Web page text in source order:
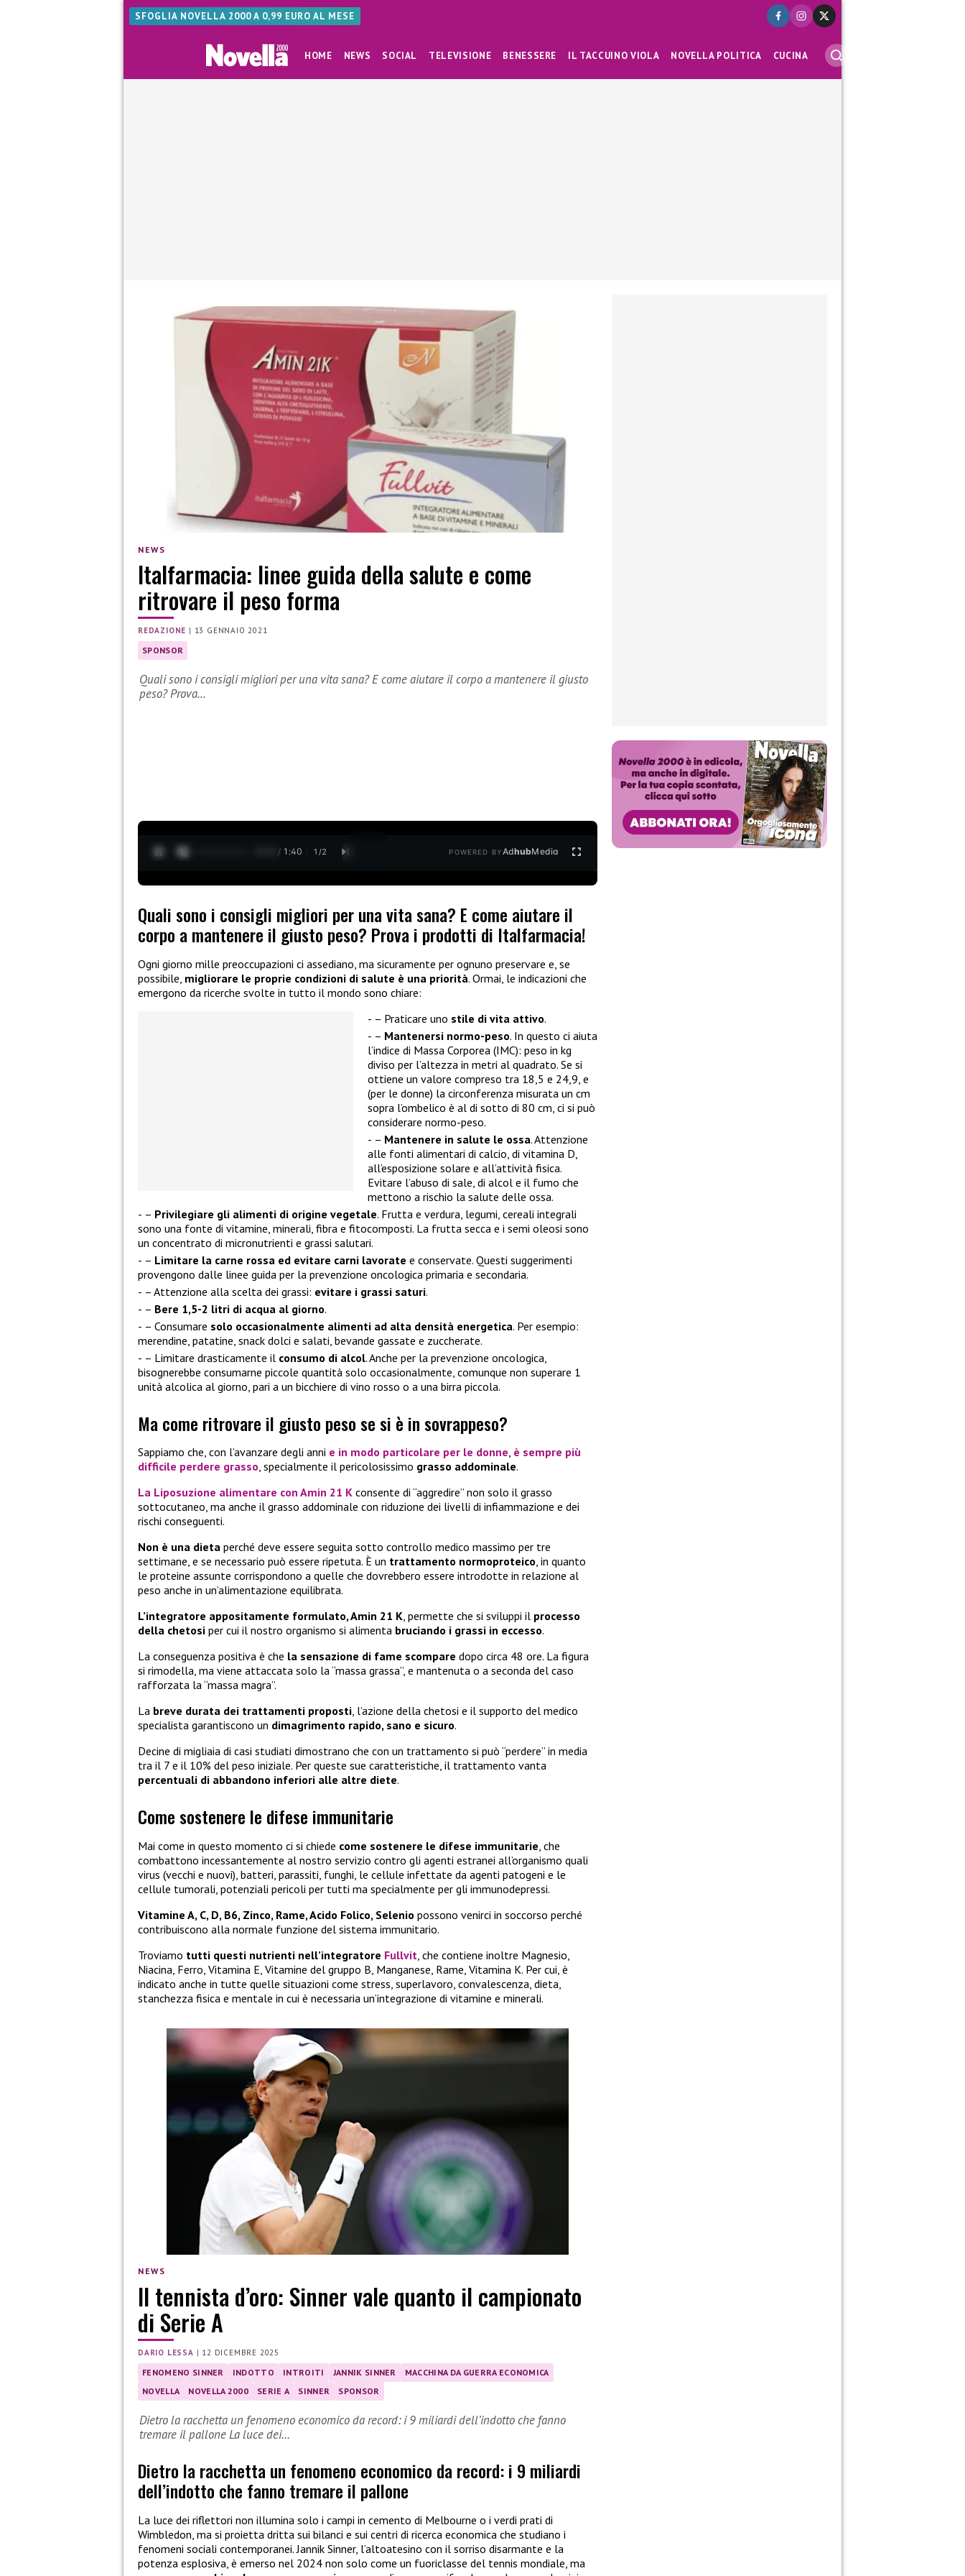
SFOGLIA NOVELLA 2000 A 0,99 EURO AL MESE
HOME NEWS SOCIAL TELEVISIONE BENESSERE IL TACCUINO VIOLA NOVELLA POLITICA CUCINA
NEWS
Italfarmacia: linee guida della salute e come
ritrovare il peso forma
REDAZIONE | 13 GENNAIO 2021
SPONSOR
Quali sono i consigli migliori per una vita sana? E come aiutare il corpo a mantenere il giusto
peso? Prova…
0:13 / 1:40 1 /2 POWERED BYAdhubMedia
Quali sono i consigli migliori per una vita sana? E come aiutare il
corpo a mantenere il giusto peso? Prova i prodotti di Italfarmacia!
Ogni giorno mille preoccupazioni ci assediano, ma sicuramente per ognuno preservare e, se
possibile, migliorare le proprie condizioni di salute è una priorità. Ormai, le indicazioni che
emergono da ricerche svolte in tutto il mondo sono chiare:
– Praticare uno stile di vita attivo.
– Mantenersi normo-peso. In questo ci aiuta
l’indice di Massa Corporea (IMC): peso in kg
diviso per l’altezza in metri al quadrato. Se si
ottiene un valore compreso tra 18,5 e 24,9, e
(per le donne) la circonferenza misurata un cm
sopra l’ombelico è al di sotto di 80 cm, ci si può
considerare normo-peso.
– Mantenere in salute le ossa. Attenzione
alle fonti alimentari di calcio, di vitamina D,
all’esposizione solare e all’attività fisica.
Evitare l’abuso di sale, di alcol e il fumo che
mettono a rischio la salute delle ossa.
– Privilegiare gli alimenti di origine vegetale. Frutta e verdura, legumi, cereali integrali
sono una fonte di vitamine, minerali, fibra e fitocomposti. La frutta secca e i semi oleosi sono
un concentrato di micronutrienti e grassi salutari.
– Limitare la carne rossa ed evitare carni lavorate e conservate. Questi suggerimenti
provengono dalle linee guida per la prevenzione oncologica primaria e secondaria.
– Attenzione alla scelta dei grassi: evitare i grassi saturi.
– Bere 1,5-2 litri di acqua al giorno.
– Consumare solo occasionalmente alimenti ad alta densità energetica. Per esempio:
merendine, patatine, snack dolci e salati, bevande gassate e zuccherate.
– Limitare drasticamente il consumo di alcol. Anche per la prevenzione oncologica,
bisognerebbe consumarne piccole quantità solo occasionalmente, comunque non superare 1
unità alcolica al giorno, pari a un bicchiere di vino rosso o a una birra piccola.
Ma come ritrovare il giusto peso se si è in sovrappeso?
Sappiamo che, con l’avanzare degli anni e in modo particolare per le donne, è sempre più
difficile perdere grasso, specialmente il pericolosissimo grasso addominale.
La Liposuzione alimentare con Amin 21 K consente di “aggredire” non solo il grasso
sottocutaneo, ma anche il grasso addominale con riduzione dei livelli di infiammazione e dei
rischi conseguenti.
Non è una dieta perché deve essere seguita sotto controllo medico massimo per tre
settimane, e se necessario può essere ripetuta. È un trattamento normoproteico, in quanto
le proteine assunte corrispondono a quelle che dovrebbero essere introdotte in relazione al
peso anche in un’alimentazione equilibrata.
L’integratore appositamente formulato, Amin 21 K, permette che si sviluppi il processo
della chetosi per cui il nostro organismo si alimenta bruciando i grassi in eccesso.
La conseguenza positiva è che la sensazione di fame scompare dopo circa 48 ore. La figura
si rimodella, ma viene attaccata solo la “massa grassa”, e mantenuta o a seconda del caso
rafforzata la “massa magra”.
La breve durata dei trattamenti proposti, l’azione della chetosi e il supporto del medico
specialista garantiscono un dimagrimento rapido, sano e sicuro.
Decine di migliaia di casi studiati dimostrano che con un trattamento si può “perdere” in media
tra il 7 e il 10% del peso iniziale. Per queste sue caratteristiche, il trattamento vanta
percentuali di abbandono inferiori alle altre diete.
Come sostenere le difese immunitarie
Mai come in questo momento ci si chiede come sostenere le difese immunitarie , che
combattono incessantemente al nostro servizio contro gli agenti estranei all’organismo quali
virus (vecchi e nuovi), batteri, parassiti, funghi, le cellule infettate da agenti patogeni e le
cellule tumorali, potenziali pericoli per tutti ma specialmente per gli immunodepressi.
Vitamine A, C, D, B6, Zinco, Rame, Acido Folico, Selenio possono venirci in soccorso perché
contribuiscono alla normale funzione del sistema immunitario.
Troviamo tutti questi nutrienti nell’integratore Fullvit , che contiene inoltre Magnesio,
Niacina, Ferro, Vitamina E, Vitamine del gruppo B, Manganese, Rame, Vitamina K. Per cui, è
indicato anche in tutte quelle situazioni come stress, superlavoro, convalescenza, dieta,
stanchezza fisica e mentale in cui è necessaria un’integrazione di vitamine e minerali.
NEWS
Il tennista d’oro: Sinner vale quanto il campionato
di Serie A
DARIO LESSA | 12 DICEMBRE 2025
FENOMENO SINNER INDOTTO INTROITI JANNIK SINNER
MACCHINA DA GUERRA ECONOMICA
NOVELLA
NOVELLA 2000 SERIE A SINNER SPONSOR
Dietro la racchetta un fenomeno economico da record: i 9 miliardi dell’indotto che fanno
tremare il pallone La luce dei…
Dietro la racchetta un fenomeno economico da record: i 9 miliardi
dell’indotto che fanno tremare il pallone
La luce dei riflettori non illumina solo i campi in cemento di Melbourne o i verdi prati di
Wimbledon, ma si proietta dritta sui bilanci e sui centri di ricerca economica che studiano i
fenomeni sociali contemporanei. Jannik Sinner, l’altoatesino con il sorriso disarmante e la
potenza esplosiva, è emerso nel 2024 non solo come un fuoriclasse del tennis mondiale, ma